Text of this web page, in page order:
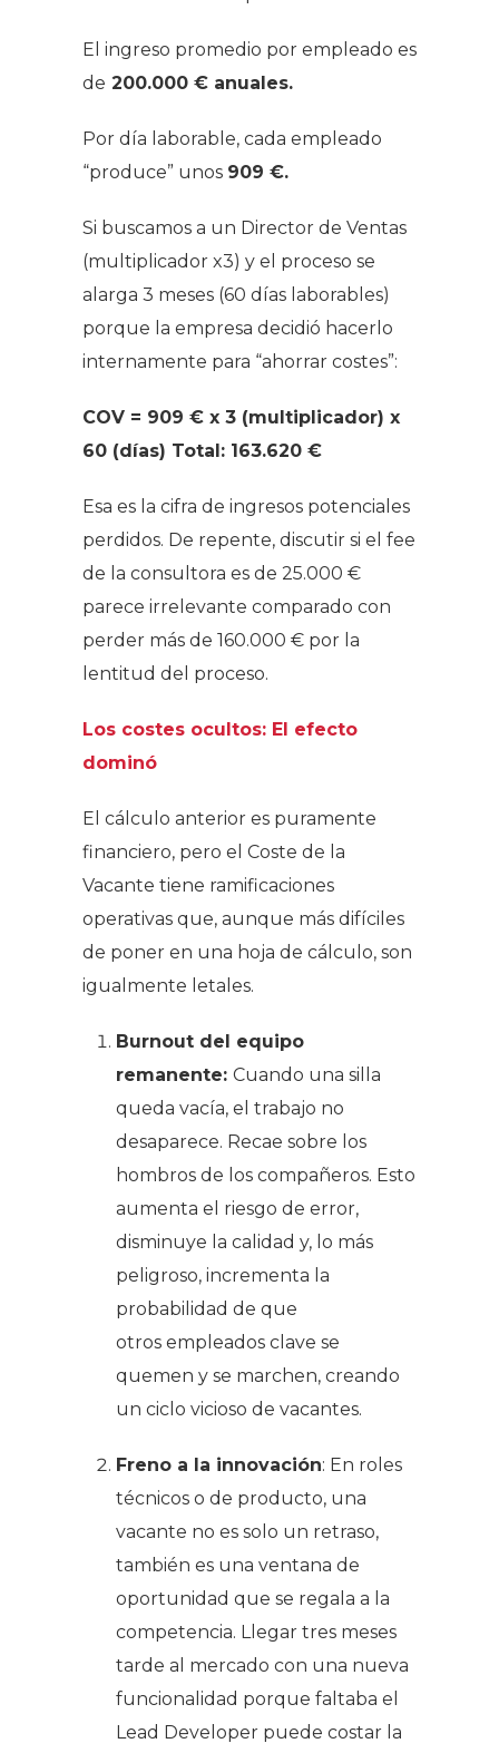
El ingreso promedio por empleado es
de 200.000 € anuales.
Por día laborable, cada empleado
“produce” unos 909 €.
Si buscamos a un Director de Ventas
(multiplicador x3) y el proceso se
alarga 3 meses (60 días laborables)
porque la empresa decidió hacerlo
internamente para “ahorrar costes”:
COV = 909 € x 3 (multiplicador) x
60 (días) Total: 163.620 €
Esa es la cifra de ingresos potenciales
perdidos. De repente, discutir si el fee
de la consultora es de 25.000 €
parece irrelevante comparado con
perder más de 160.000 € por la
lentitud del proceso.
Los costes ocultos: El efecto
dominó
El cálculo anterior es puramente
financiero, pero el Coste de la
Vacante tiene ramificaciones
operativas que, aunque más difíciles
de poner en una hoja de cálculo, son
igualmente letales.
Burnout del equipo
remanente: Cuando una silla
queda vacía, el trabajo no
desaparece. Recae sobre los
hombros de los compañeros. Esto
aumenta el riesgo de error,
disminuye la calidad y, lo más
peligroso, incrementa la
probabilidad de que
otros empleados clave se
quemen y se marchen, creando
un ciclo vicioso de vacantes.
Freno a la innovación: En roles
técnicos o de producto, una
vacante no es solo un retraso,
también es una ventana de
oportunidad que se regala a la
competencia. Llegar tres meses
tarde al mercado con una nueva
funcionalidad porque faltaba el
Lead Developer puede costar la